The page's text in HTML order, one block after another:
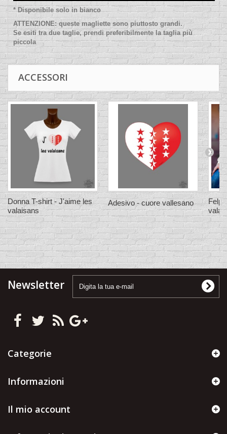
*Disponibile solo in bianco
ATTENZIONE: queste magliette sono piuttosto grandi.
Se esiti tra due taglie, prendi preferibilmente la taglia più
piccola
ACCESSORI
Donna T-shirt - J'aime les
valaisans
Adesivo - cuore vallesano
Newsletter
Categorie
Informazioni
Il mio account